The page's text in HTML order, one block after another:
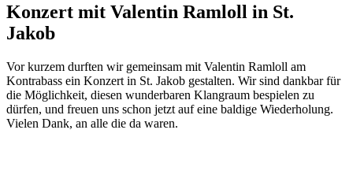
Konzert mit Valentin Ramloll in St.
Jakob
Vor kurzem durften wir gemeinsam mit Valentin Ramloll am
Kontrabass ein Konzert in St. Jakob gestalten. Wir sind dankbar für
die Möglichkeit, diesen wunderbaren Klangraum bespielen zu
dürfen, und freuen uns schon jetzt auf eine baldige Wiederholung.
Vielen Dank, an alle die da waren.